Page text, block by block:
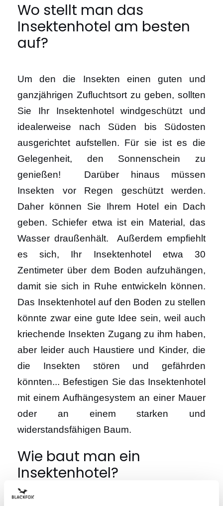
Wo stellt man das
Insektenhotel am besten
auf?
Um den die Insekten einen guten und
ganzjährigen Zufluchtsort zu geben, sollten
Sie Ihr Insektenhotel windgeschützt und
idealerweise nach Süden bis Südosten
ausgerichtet aufstellen. Für sie ist es die
Gelegenheit, den Sonnenschein zu
genießen! Darüber hinaus müssen
Insekten vor Regen geschützt werden.
Daher können Sie Ihrem Hotel ein Dach
geben. Schiefer etwa ist ein Material, das
Wasser draußenhält. Außerdem empfiehlt
es sich, Ihr Insektenhotel etwa 30
Zentimeter über dem Boden aufzuhängen,
damit sie sich in Ruhe entwickeln können.
Das Insektenhotel auf den Boden zu stellen
könnte zwar eine gute Idee sein, weil auch
kriechende Insekten Zugang zu ihm haben,
aber leider auch Haustiere und Kinder, die
die Insekten stören und gefährden
könnten... Befestigen Sie das Insektenhotel
mit einem Aufhängesystem an einer Mauer
oder an einem starken und
widerstandsfähigen Baum.
Wie baut man ein
Insektenhotel?